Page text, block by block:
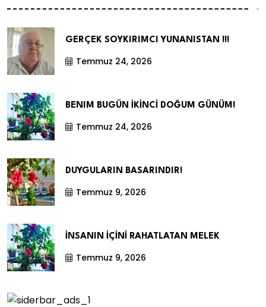
GERÇEK SOYKIRIMCI YUNANISTAN !!!
Temmuz 24, 2026
BENIM BUGÜN İKİNCİ DOĞUM GÜNÜM!
Temmuz 24, 2026
DUYGULARIN BASARINDIR!
Temmuz 9, 2026
İNSANIN İÇİNİ RAHATLATAN MELEK
Temmuz 9, 2026